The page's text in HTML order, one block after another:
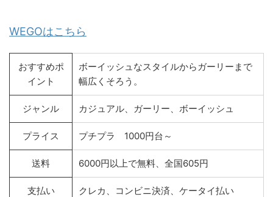
WEGOはこちら
おすすめポ
イント
ボーイッシュなスタイルからガーリーまで
幅広くそろう。
ジャンル カジュアル、ガーリー、ボーイッシュ
プライス プチプラ 1000円台～
送料 6000円以上で無料、全国605円
支払い クレカ、コンビニ決済、ケータイ払い